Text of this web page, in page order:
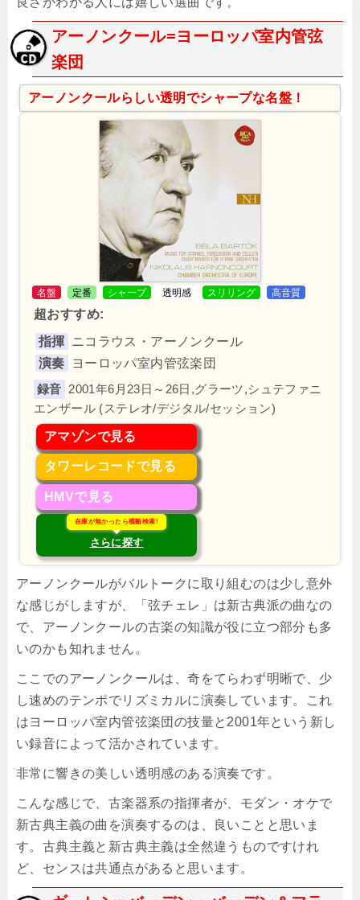
アーノンクール=ヨーロッパ室内管弦
楽団
アーノンクールらしい透明でシャープな名盤！
名盤 定番 シャープ 透明感 スリリング 高音質
超おすすめ:
指揮 ニコラウス・アーノンクール
演奏
ヨーロッパ室内管弦楽団
2001年6月23日～26日,グラーツ,シュテファニ
エンザール (ステレオ/デジタル/セッション)
アマゾンで見る
タワーレコードで見る
HMVで見る
在庫が無かったら横断検索!
さらに探す
アーノンクールがバルトークに取り組むのは少し意外
な感じがしますが、「弦チェレ」は新古典派の曲なの
で、アーノンクールの古楽の知識が役に立つ部分も多
いのかも知れません。
ここでのアーノンクールは、奇をてらわず明晰で、少
し速めのテンポでリズミカルに演奏しています。これ
はヨーロッパ室内管弦楽団の技量と2001年という新し
い録音によって活かされています。
非常に響きの美しい透明感のある演奏です。
こんな感じで、古楽器系の指揮者が、モダン・オケで
新古典主義の曲を演奏するのは、良いことと思いま
す。古典主義と新古典主義は全然違うものですけれ
ど、センスは共通点があると思います。